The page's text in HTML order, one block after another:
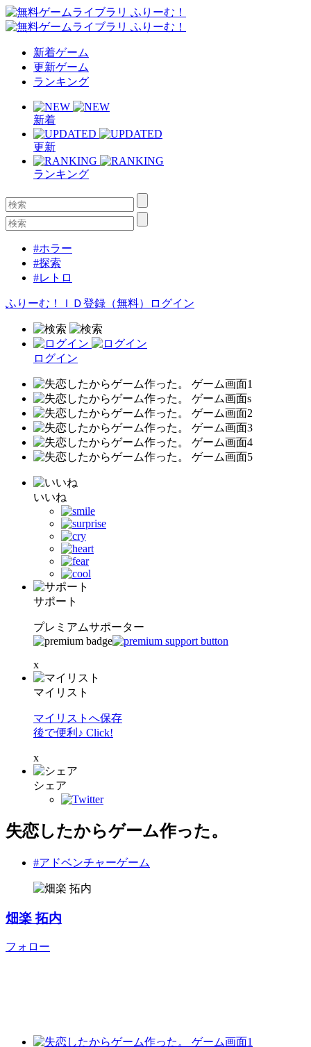
新着ゲーム
更新ゲーム
ランキング
新着
更新
ランキング
#ホラー
#探索
#レトロ
ふりーむ！ＩＤ登録（無料） ログイン
ログイン
いいね
サポート
プレミアムサポーター
x
マイリスト
マイリストへ保存
後で便利♪ Click!
x
シェア
失恋したからゲーム作った。
#アドベンチャーゲーム
畑楽 拓内
フォロー